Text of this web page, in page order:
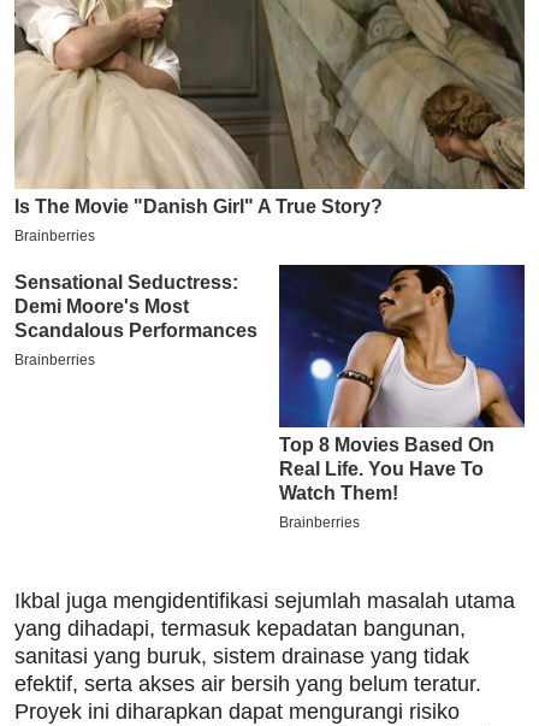
Ikbal juga mengidentifikasi sejumlah masalah utama
yang dihadapi, termasuk kepadatan bangunan,
sanitasi yang buruk, sistem drainase yang tidak
efektif, serta akses air bersih yang belum teratur.
Proyek ini diharapkan dapat mengurangi risiko